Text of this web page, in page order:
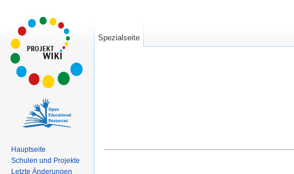
Spezialseite
Hauptseite
Schulen und Projekte
Letzte Änderungen